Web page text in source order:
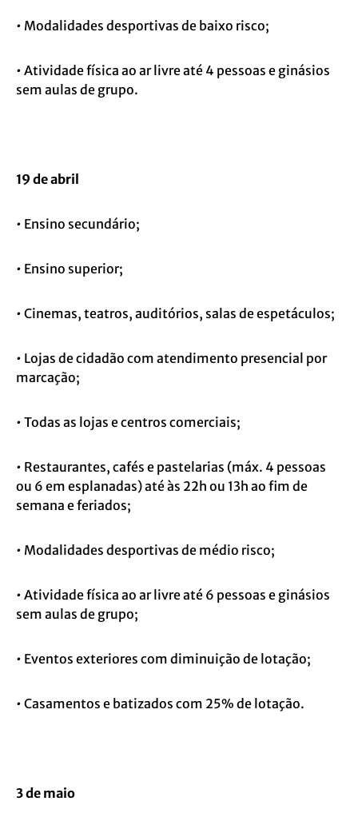
• Modalidades desportivas de baixo risco;
• Atividade física ao ar livre até 4 pessoas e ginásios
sem aulas de grupo.
19 de abril
• Ensino secundário;
• Ensino superior;
• Cinemas, teatros, auditórios, salas de espetáculos;
• Lojas de cidadão com atendimento presencial por
marcação;
• Todas as lojas e centros comerciais;
• Restaurantes, cafés e pastelarias (máx. 4 pessoas
ou 6 em esplanadas) até às 22h ou 13h ao fim de
semana e feriados;
• Modalidades desportivas de médio risco;
• Atividade física ao ar livre até 6 pessoas e ginásios
sem aulas de grupo;
• Eventos exteriores com diminuição de lotação;
• Casamentos e batizados com 25% de lotação.
3 de maio